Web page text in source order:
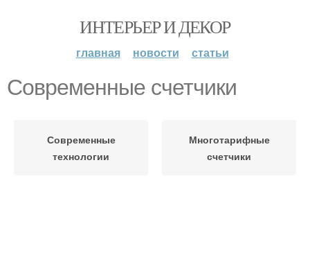
ИНТЕРЬЕР И ДЕКОР
главная новости статьи
Современные счетчики
Современные
технологии
Многотарифные
счетчики